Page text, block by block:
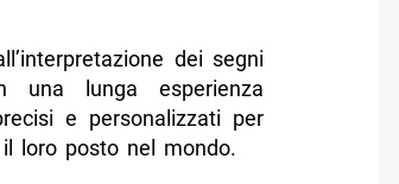
dei segni
una lunga esperienza
e personalizzati per
loro posto nel mondo.